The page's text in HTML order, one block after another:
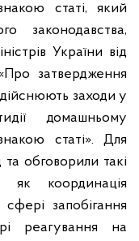
статі, який
законодавства,
України від
затвердження
заходи у
домашньому
статі». Для
та обговорили такі
як координація
сфері запобігання
реагування на